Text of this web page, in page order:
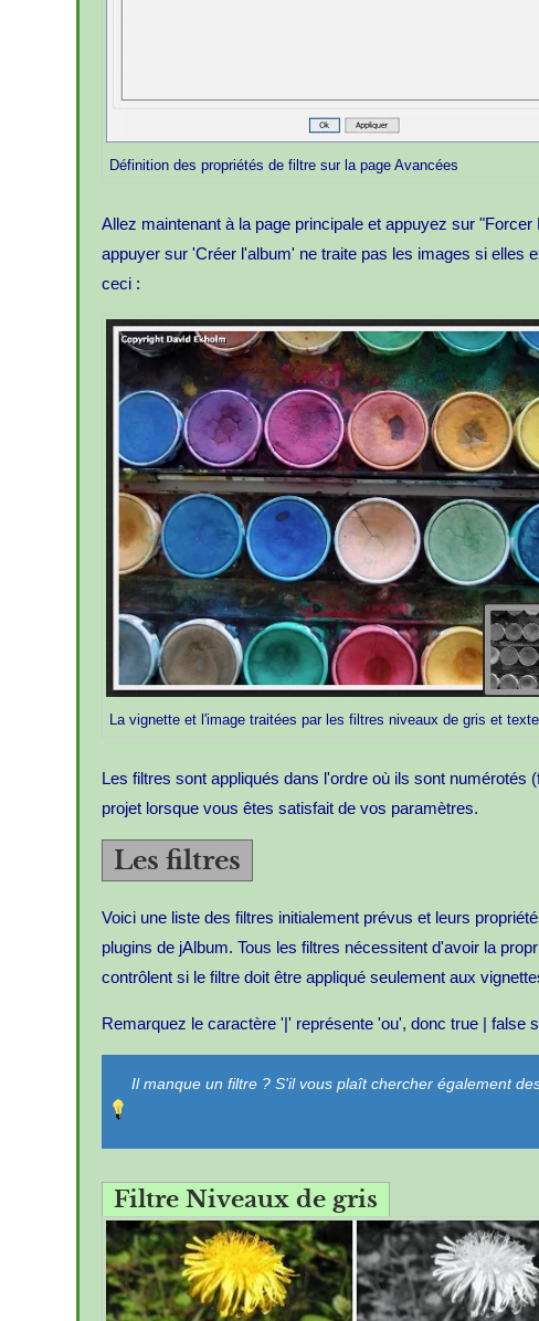
Définition des propriétés de filtre sur la page Avancées
Allez maintenant à la page principale et appuyez sur
appuyer sur 'Créer l'album' ne traite pas les images si elles
ceci :
La vignette et l'image traitées par les filtres niveaux de gris et texte
Les filtres sont appliqués dans l'ordre où ils sont
projet lorsque vous êtes satisfait de vos paramètres.
Les filtres
Voici une liste des filtres initialement prévus et leurs
plugins de jAlbum. Tous les filtres nécessitent d'avoir la
contrôlent si le filtre doit être appliqué seulement aux
Remarquez le caractère '|' représente 'ou', donc true | false
Il manque un filtre ? S'il vous plaît chercher également
Filtre Niveaux de gris